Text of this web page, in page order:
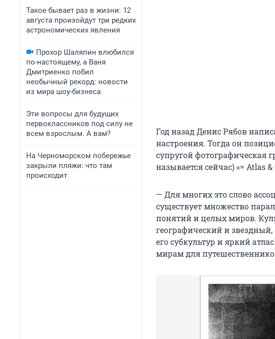
Такое бывает раз в жизни: 12
августа произойдут три редких
астрономических явления
Прохор Шаляпин влюбился
по-настоящему, а Ваня
Дмитриенко побил
необычный рекорд: новости
из мира шоу-бизнеса
Эти вопросы для будущих
первоклассников под силу не
всем взрослым. А вам?
На Черноморском побережье
закрыли пляжи: что там
происходит
Год назад Денис Рябов
настроения. Тогда он
супругой фотографическая
называется сейчас) «= Atlas
— Для многих это слово
существует множество
понятий и целых миров.
географический и
его субкультур и яркий
мирам для